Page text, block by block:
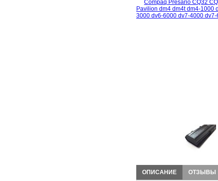
ОПИСАНИЕ ОТЗЫВЫ